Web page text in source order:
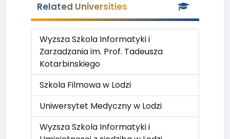
Related Universities
Wyzsza Szkola Informatyki i
Zarzadzania im. Prof. Tadeusza
Kotarbinskiego
Szkola Filmowa w Lodzi
Uniwersytet Medyczny w Lodzi
Wyzsza Szkola Informatyki i